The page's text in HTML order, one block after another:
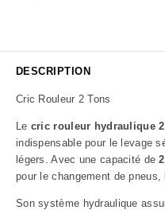
DESCRIPTION
Cric Rouleur 2 Tons
Le cric rouleur hydraulique 2
indispensable pour le levage
légers. Avec une capacité de
pour le changement de pneus,
Son système hydraulique